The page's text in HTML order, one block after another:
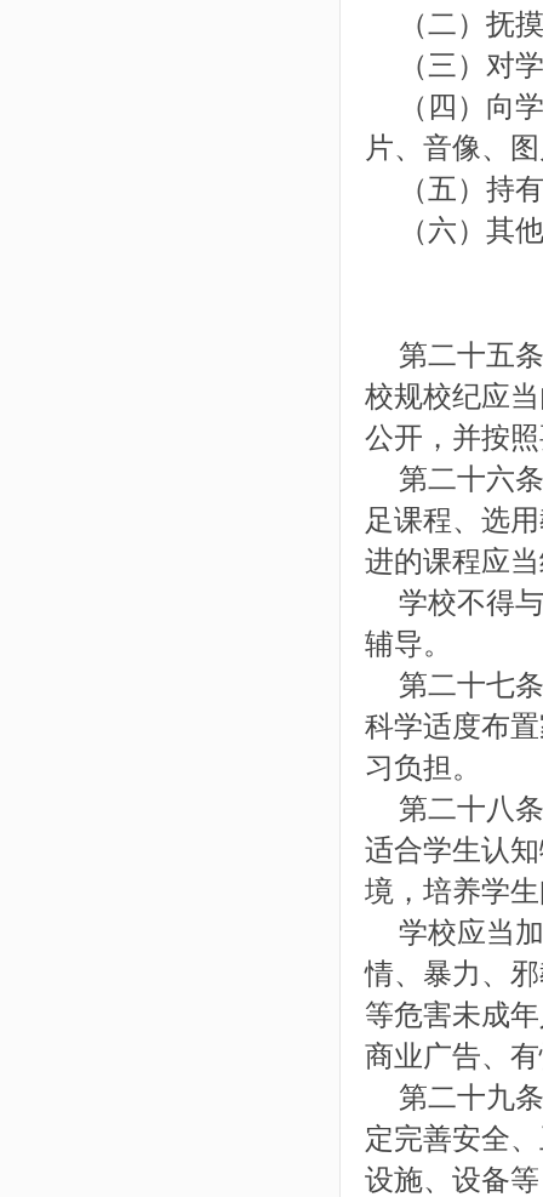
（二）抚摸
（三）对学
（四）向学
片、音像、
（五）持有
（六）其他
第二十五条
校规校纪应
公开，并按
第二十六条
足课程、选
进的课程应
学校不得与
辅导。
第二十七条
科学适度布
习负担。
第二十八条
适合学生认
境，培养学
学校应当加
情、暴力、
等危害未成
商业广告、
第二十九条
定完善安全
设施、设备